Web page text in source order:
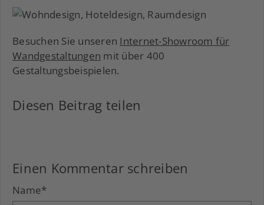
Besuchen Sie unseren Internet-Showroom für
Wandgestaltungen mit über 400
Gestaltungsbeispielen.
Diesen Beitrag teilen
Einen Kommentar schreiben
Name*